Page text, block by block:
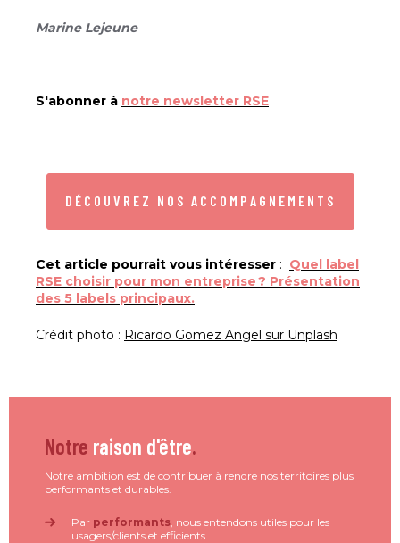
Marine Lejeune
S'abonner à notre newsletter RSE
DÉCOUVREZ NOS ACCOMPAGNEMENTS
Cet article pourrait vous intéresser : Quel label
RSE choisir pour mon entreprise ? Présentation
des 5 labels principaux.
Crédit photo : Ricardo Gomez Angel sur Unplash
Notre raison d'être.
Notre ambition est de contribuer à rendre nos territoires plus
performants et durables.
Par performants , nous entendons utiles pour les
usagers/clients et efficients.